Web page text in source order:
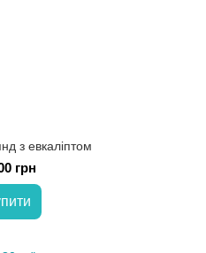
з евкаліптом
грн